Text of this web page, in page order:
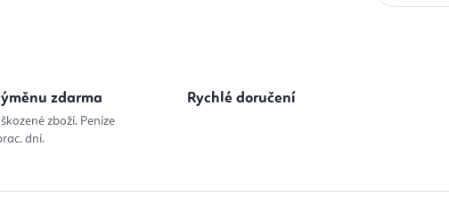
zdarma
zboží. Peníze
dní.
Rychlé doručení